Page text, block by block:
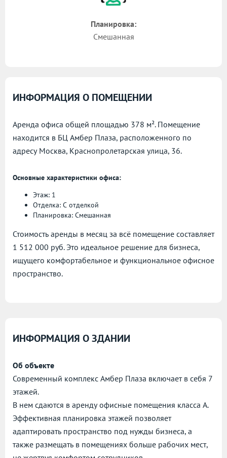
Планировка:
Смешанная
ИНФОРМАЦИЯ О ПОМЕЩЕНИИ
Аренда офиса общей площадью 378 м². Помещение
находится в БЦ Амбер Плаза, расположенного по
адресу Москва, Краснопролетарская улица, 36.
Основные характеристики офиса:
Этаж: 1
Отделка: С отделкой
Планировка: Смешанная
Стоимость аренды в месяц за всё помещение составляет
1 512 000 руб. Это идеальное решение для бизнеса,
ищущего комфортабельное и функциональное офисное
пространство.
ИНФОРМАЦИЯ О ЗДАНИИ
Об объекте
Современный комплекс Амбер Плаза включает в себя 7
этажей.
В нем сдаются в аренду офисные помещения класса А.
Эффективная планировка этажей позволяет
адаптировать пространство под нужды бизнеса, а
также размещать в помещениях больше рабочих мест,